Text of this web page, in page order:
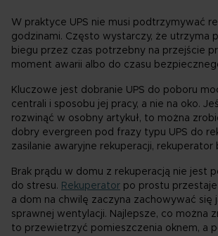
W praktyce UPS nie musi podtrzymywać
godzinami. Często wystarczy, że utrzyma
biegu przez czas potrzebny na przejście
moment awarii albo do czasu
Kluczowe jest dobranie UPS do poboru
centrali i sposobu jej pracy, a nie na oko.
rozwinąć w osobny artykuł, to można
dobry evergreen pod frazy typu UPS do
zasilanie awaryjne rekuperacji, rekuperator
Brak prądu w domu z rekuperacją nie jest
do stresu. Rekuperator po prostu
a dom na chwilę zaczyna zachowywać się
sprawnej wentylacji. Najlepsze, co można
to przewietrzyć pomieszczenia oknem, a